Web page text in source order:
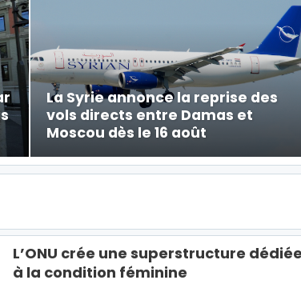
La Syrie annonce la reprise des
vols directs entre Damas et
Moscou dès le 16 août
L’ONU crée une superstructure dédiée
à la condition féminine